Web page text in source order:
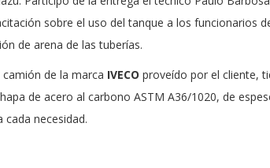
sobre el uso del tanque a los funcionarios
de arena de las tuberías.
de la marca IVECO proveído por el cliente,
de acero al carbono ASTM A36/1020, de
necesidad.